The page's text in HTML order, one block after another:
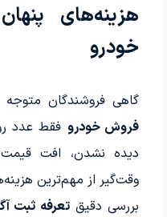
هزینه‌های
خودرو
گاهی فروشندگان
فروش خودرو فقط عدد
دیده نشدن، افت
وقت‌گیر از مهم‌ترین
بررسی دقیقتعرفه ثبت